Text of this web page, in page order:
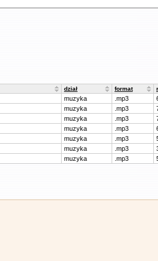
dział format
muzyka .mp3
muzyka .mp3
muzyka .mp3
muzyka .mp3
muzyka .mp3
muzyka .mp3
muzyka .mp3